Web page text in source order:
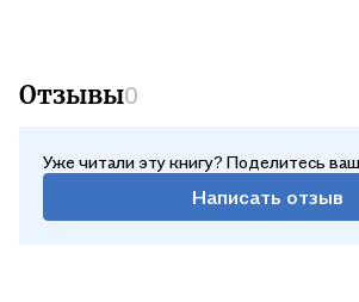
Отзывы0
Уже читали эту книгу? Поделитесь
Написать отзыв